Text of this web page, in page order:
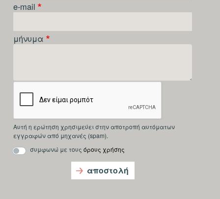
e-mail
μήνυμα
Αυτή η ερώτηση χρησιμεύει στην αποτροπή αυτόματων
εγγραφών από μηχανές (spam).
συμφωνώ με τους όρους χρήσης
αποστολή